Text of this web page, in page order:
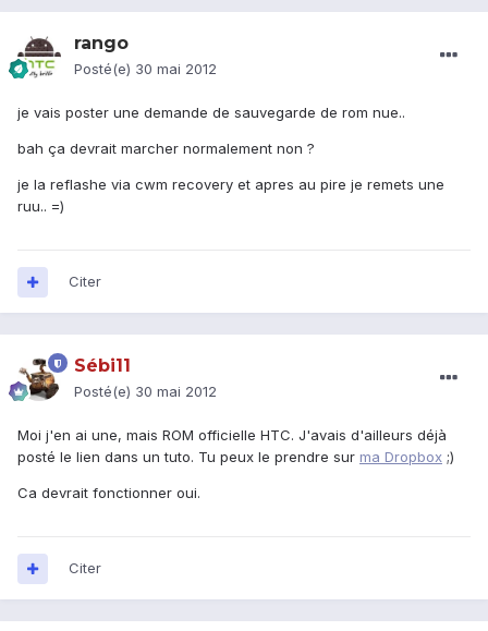
rango
Posté(e) 30 mai 2012
je vais poster une demande de sauvegarde de rom nue..
bah ça devrait marcher normalement non ?
je la reflashe via cwm recovery et apres au pire je remets une
ruu.. =)
Citer
Sébi11
Posté(e) 30 mai 2012
Moi j'en ai une, mais ROM officielle HTC. J'avais d'ailleurs déjà
posté le lien dans un tuto. Tu peux le prendre sur ma Dropbox ;)
Ca devrait fonctionner oui.
Citer